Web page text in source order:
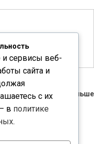
Раньше
сервисы веб-
сайта и
с их
в политике
.